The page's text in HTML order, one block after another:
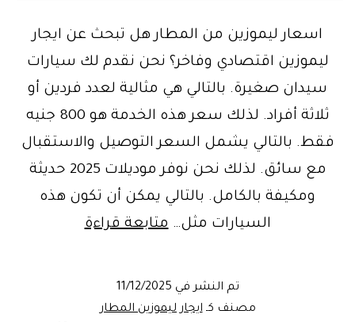
اسعار ليموزين من المطار هل تبحث عن ايجار
ليموزين اقتصادي وفاخر؟ نحن نقدم لك سيارات
سيدان صغيرة. بالتالي هي مثالية لعدد فردين أو
ثلاثة أفراد. لذلك سعر هذه الخدمة هو 800 جنيه
فقط. بالتالي يشمل السعر التوصيل والاستقبال
مع سائق. لذلك نحن نوفر موديلات 2025 حديثة
ومكيفة بالكامل. بالتالي يمكن أن تكون هذه
السيارات مثل…متابعة قراءة
تم النشر في 11/12/2025
مصنف كـايجار ليموزين المطار